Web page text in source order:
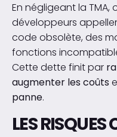
En négligeant la
développeurs
code obsolète, des
fonctions
Cette dette finit par
augmenter les coûts
panne.
LES RISQUES